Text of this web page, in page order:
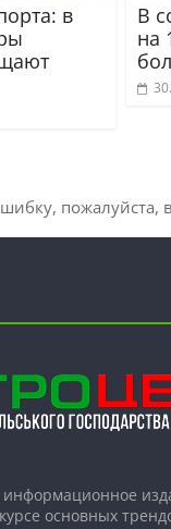
в
В
на
пожалуйста,
основных